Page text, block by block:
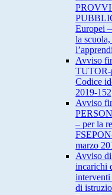
Europei
la
Avviso
TUTOR-
Codice
2019-
Avviso
– per la
marzo
Avviso
incarichi
di